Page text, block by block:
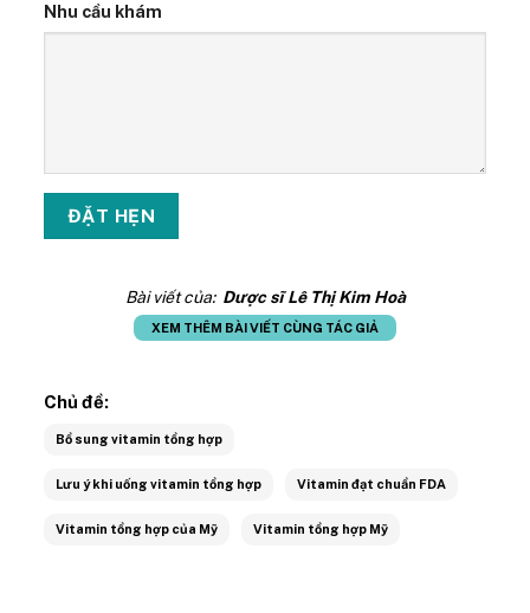
Nhu cầu khám
Bài viết của: Dược sĩ Lê Thị Kim Hoà
XEM THÊM BÀI VIẾT CÙNG TÁC GIẢ
Chủ đề:
Bổ sung vitamin tổng hợp
Lưu ý khi uống vitamin tổng hợp Vitamin đạt chuẩn FDA
Vitamin tổng hợp của Mỹ Vitamin tổng hợp Mỹ